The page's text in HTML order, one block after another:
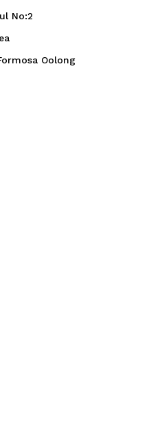
No:2
Oolong